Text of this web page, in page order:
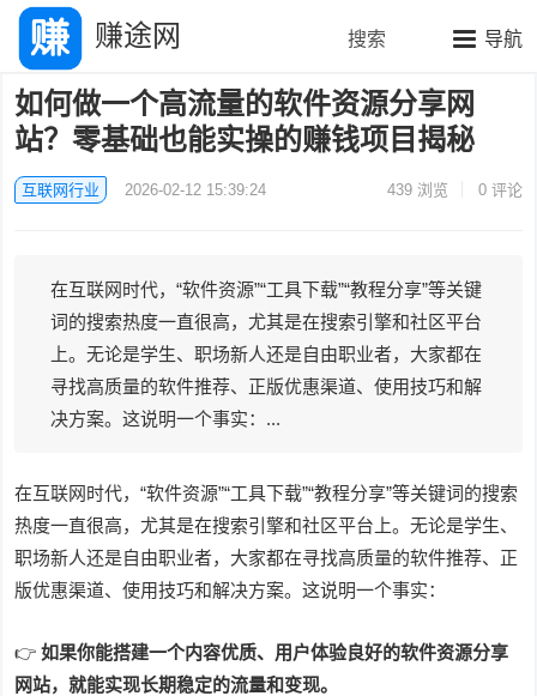
赚途网 导航
搜索
如何做一个高流量的软件资源分享网
站？零基础也能实操的赚钱项目揭秘
互联网行业 2026-02-12 15:39:24 439浏览 0 评论
在互联网时代，“软件资源”“工具下载”“教程分享”等关键
词的搜索热度一直很高，尤其是在搜索引擎和社区平台
上。无论是学生、职场新人还是自由职业者，大家都在
寻找高质量的软件推荐、正版优惠渠道、使用技巧和解
决方案。这说明一个事实：...
在互联网时代，“软件资源”“工具下载”“教程分享”等关键词的搜索
热度一直很高，尤其是在搜索引擎和社区平台上。无论是学生、
职场新人还是自由职业者，大家都在寻找高质量的软件推荐、正
版优惠渠道、使用技巧和解决方案。这说明一个事实：
👉如果你能搭建一个内容优质、用户体验良好的软件资源分享
网站，就能实现长期稳定的流量和变现。